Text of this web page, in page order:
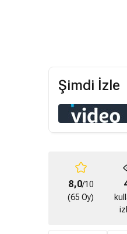
Şimdi İzle
8,0/10
(65 Oy)